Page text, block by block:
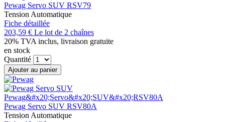
Pewag Servo SUV RSV79
Tension Automatique
Fiche détaillée
203,59 € Le lot de 2 chaînes
20% TVA inclus, livraison gratuite
en stock
Quantité
Ajouter au panier
Pewag Servo SUV RSV80A
Tension Automatique